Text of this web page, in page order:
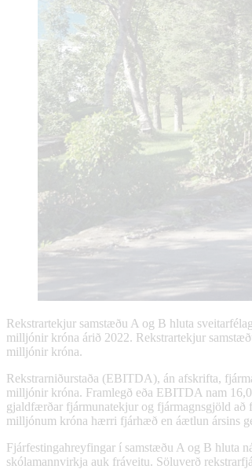
Rekstrartekjur samstæðu A og B hluta
milljónir króna árið 2022. Rekstrartekjur
milljónir króna.
Rekstrarniðurstaða (EBITDA), án afskrifta,
milljónir króna. Framlegð eða EBITDA nam
gjaldfærðar fjármunatekjur og fjármagnsgjöld
milljónum króna hærri fjárhæð en áætlun ársins
Fjárfestingahreyfingar í samstæðu A og B hluta
skólamannvirkja auk fráveitu. Söluverð